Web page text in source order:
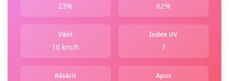
23% 62%
Vânt
10 km/h
Index UV
7
Răsărit Apus